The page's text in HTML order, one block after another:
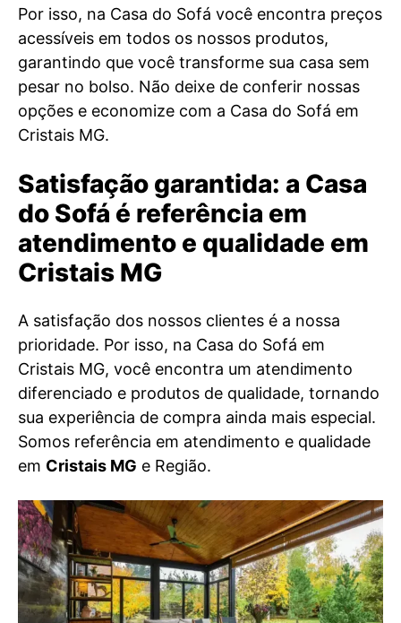
Por isso, na Casa do Sofá você encontra preços
acessíveis em todos os nossos produtos,
garantindo que você transforme sua casa sem
pesar no bolso. Não deixe de conferir nossas
opções e economize com a Casa do Sofá em
Cristais MG.
Satisfação garantida: a Casa
do Sofá é referência em
atendimento e qualidade em
Cristais MG
A satisfação dos nossos clientes é a nossa
prioridade. Por isso, na Casa do Sofá em
Cristais MG, você encontra um atendimento
diferenciado e produtos de qualidade, tornando
sua experiência de compra ainda mais especial.
Somos referência em atendimento e qualidade
em Cristais MG e Região.